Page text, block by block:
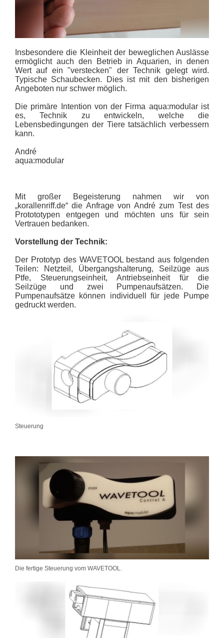
Insbesondere die Kleinheit der beweglichen Auslässe
ermöglicht auch den Betrieb in Aquarien, in denen
Wert auf ein "verstecken" der Technik gelegt wird.
Typische Schaubecken. Dies ist mit den bisherigen
Angeboten nur schwer möglich.
Die primäre Intention von der Firma aqua:modular ist
es, Technik zu entwickeln, welche die
Lebensbedingungen der Tiere tatsächlich verbessern
kann.
André
aqua:modular
Mit großer Begeisterung nahmen wir von
„korallenriff.de“ die Anfrage von André zum Test des
Protototypen entgegen und möchten uns für sein
Vertrauen bedanken.
Vorstellung der Technik:
Der Prototyp des WAVETOOL bestand aus folgenden
Teilen: Netzteil, Übergangshalterung, Seilzüge aus
Ptfe, Steuerungseinheit, Antriebseinheit für die
Seilzüge und zwei Pumpenaufsätzen. Die
Pumpenaufsätze können individuell für jede Pumpe
gedruckt werden.
Steuerung
Die fertige Steuerung vom WAVETOOL.